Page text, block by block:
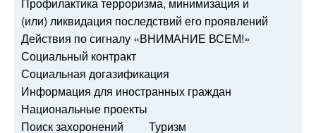
(или) ликвидация последствий его проявлений
Действия по сигналу «ВНИМАНИЕ ВСЕМ!»
Социальный контракт
Социальная догазификация
Информация для иностранных граждан
Национальные проекты
Поиск захоронений
Туризм